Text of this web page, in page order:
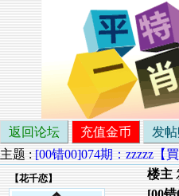
返回论坛 充值金币 发
主题 : [00错00]074期：zzzzz【
【花千恋】 楼主